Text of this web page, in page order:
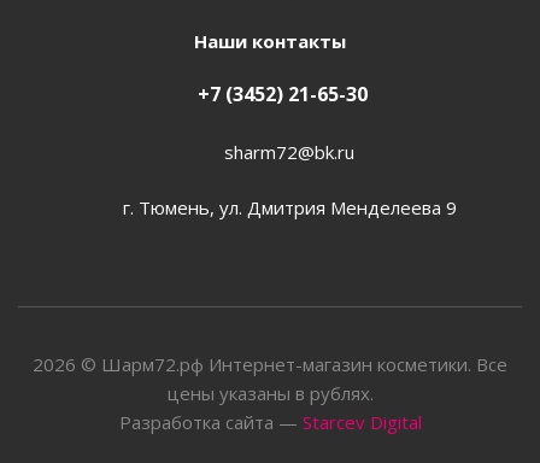
Наши контакты
+7 (3452) 21-65-30
sharm72@bk.ru
г. Тюмень, ул. Дмитрия Менделеева 9
2026 © Шарм72.рф Интернет-магазин косметики. Все
цены указаны в рублях.
Разработка сайта — Starcev Digital